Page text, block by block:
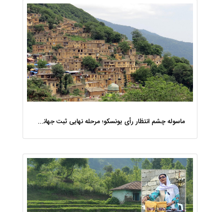
ماسوله چشم ‌انتظار رأی یونسکو؛ مرحله نهایی ثبت جهانی آغاز شد